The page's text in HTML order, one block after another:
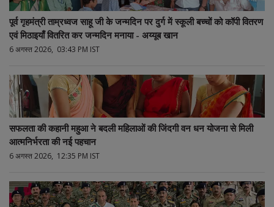
पूर्व गृहमंत्री ताम्रध्वज साहू जी के जन्मदिन पर दुर्ग में स्कूली बच्चों को कॉपी वितरण
एवं मिठाइयाँ वितरित कर जन्मदिन मनाया - अय्यूब खान
6 अगस्त 2026, 03:43 PM IST
सफलता की कहानी महुआ ने बदली महिलाओं की जिंदगी वन धन योजना से मिली
आत्मनिर्भरता की नई पहचान
6 अगस्त 2026, 12:35 PM IST